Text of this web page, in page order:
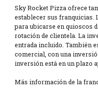
Sky Rocket Pizza ofrece
establecer sus franquicias.
para ubicarse en quioscos
rotación de clientela. La
entrada incluido. También
comercial, con una
inversión está en un plazo
Más información de la